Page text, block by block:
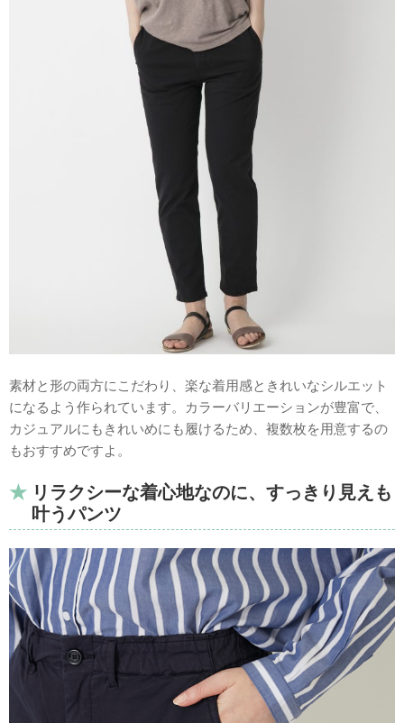
素材と形の両方にこだわり、楽な着用感ときれいなシルエット
になるよう作られています。カラーバリエーションが豊富で、
カジュアルにもきれいめにも履けるため、複数枚を用意するの
もおすすめですよ。
リラクシーな着心地なのに、すっきり見えも
叶うパンツ